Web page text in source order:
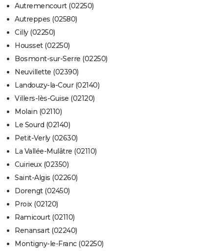
Autremencourt (02250)
Autreppes (02580)
Cilly (02250)
Housset (02250)
Bosmont-sur-Serre (02250)
Neuvillette (02390)
Landouzy-la-Cour (02140)
Villers-lès-Guise (02120)
Molain (02110)
Le Sourd (02140)
Petit-Verly (02630)
La Vallée-Mulâtre (02110)
Cuirieux (02350)
Saint-Algis (02260)
Dorengt (02450)
Proix (02120)
Ramicourt (02110)
Renansart (02240)
Montigny-le-Franc (02250)